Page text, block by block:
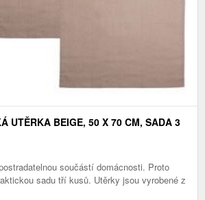
UTĚRKA BEIGE, 50 X 70 CM, SADA 3
součástí domácnosti. Proto
sadu tří kusů. Utěrky jsou vyrobené z